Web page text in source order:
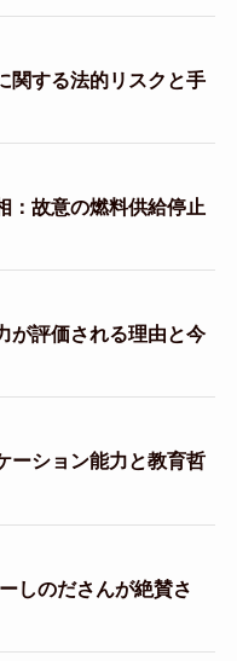
関する法的リスクと手
：故意の燃料供給停止
が評価される理由と今
ーション能力と教育哲
しのださんが絶賛さ